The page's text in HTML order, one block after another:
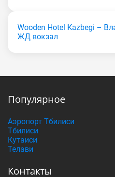
Wooden Hotel Каzbеgi –
ЖД вокзал
Популярное
Аэропорт Тбилиси
Тбилиси
Кутаиси
Телави
Контакты